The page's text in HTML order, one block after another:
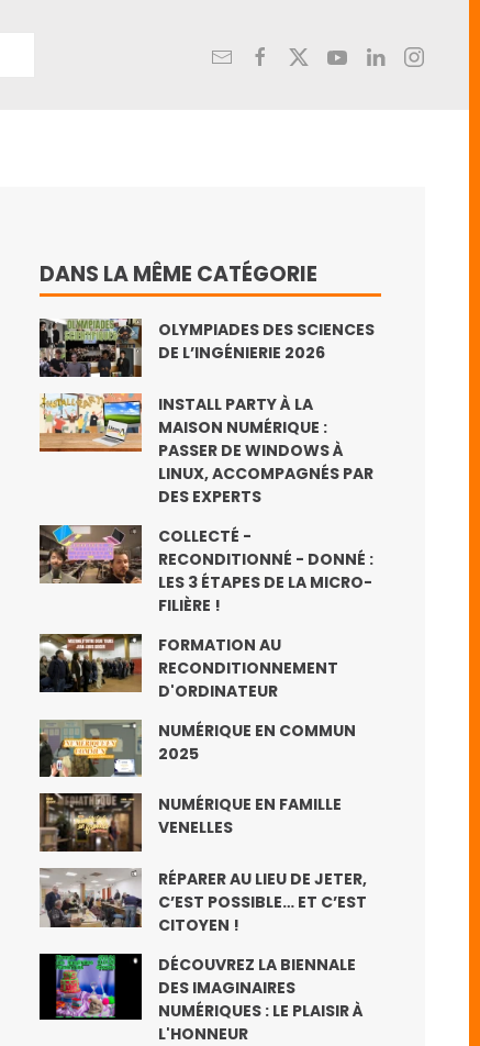
DANS LA MÊME CATÉGORIE
OLYMPIADES DES SCIENCES
DE L’INGÉNIERIE 2026
INSTALL PARTY À LA
MAISON NUMÉRIQUE :
PASSER DE WINDOWS À
LINUX, ACCOMPAGNÉS PAR
DES EXPERTS
COLLECTÉ -
RECONDITIONNÉ - DONNÉ :
LES 3 ÉTAPES DE LA MICRO-
FILIÈRE !
FORMATION AU
RECONDITIONNEMENT
D'ORDINATEUR
NUMÉRIQUE EN COMMUN
2025
NUMÉRIQUE EN FAMILLE
VENELLES
RÉPARER AU LIEU DE JETER,
C’EST POSSIBLE… ET C’EST
CITOYEN !
DÉCOUVREZ LA BIENNALE
DES IMAGINAIRES
NUMÉRIQUES : LE PLAISIR À
L'HONNEUR